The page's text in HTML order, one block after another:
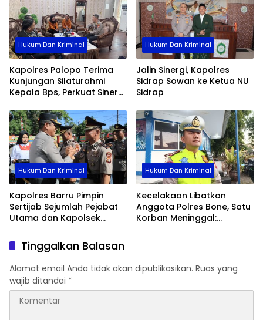
Hukum Dan Kriminal
Kapolres Palopo Terima
Kunjungan Silaturahmi
Kepala Bps, Perkuat Sinergi
Hukum Dan Kriminal
Jalin Sinergi, Kapolres
Sidrap Sowan ke Ketua NU
Sidrap
Hukum Dan Kriminal
Kapolres Barru Pimpin
Sertijab Sejumlah Pejabat
Utama dan Kapolsek
Organisasi
Hukum Dan Kriminal
Kecelakaan Libatkan
Anggota Polres Bone, Satu
Korban Meninggal:
Tinggalkan Balasan
Alamat email Anda tidak akan dipublikasikan. Ruas yang
wajib ditandai *